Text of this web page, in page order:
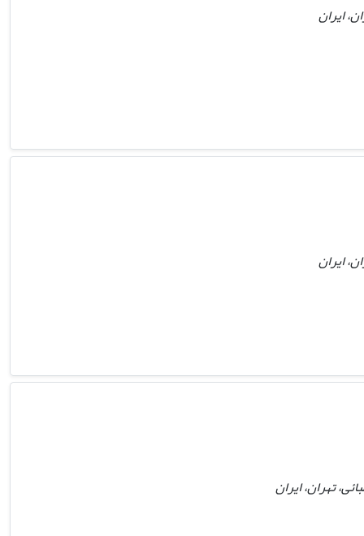
ایران
ایران
تهران، ایران